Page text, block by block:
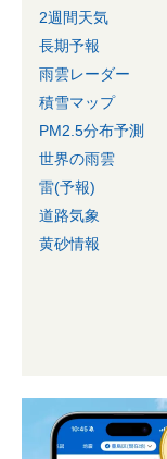
2週間天気
長期予報
雨雲レーダー
積雪マップ
PM2.5分布予測
世界の雨雲
雷(予報)
道路気象
黄砂情報